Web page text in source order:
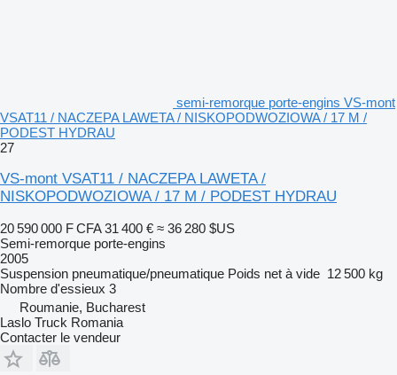
semi-remorque porte-engins VS-mont
VSAT11 / NACZEPA LAWETA / NISKOPODWOZIOWA / 17 M /
PODEST HYDRAU
27
VS-mont VSAT11 / NACZEPA LAWETA /
NISKOPODWOZIOWA / 17 M / PODEST HYDRAU
20 590 000 F CFA 31 400 € ≈ 36 280 $US
Semi-remorque porte-engins
2005
Suspension pneumatique/pneumatique Poids net à vide 12 500 kg
Nombre d'essieux 3
Roumanie, Bucharest
Laslo Truck Romania
Contacter le vendeur